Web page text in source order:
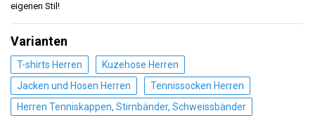
eigenen Stil!
Varianten
T-shirts Herren
Kuzehose Herren
Jacken und Hosen Herren
Tennissocken Herren
Herren Tenniskappen, Stirnbänder, Schweissbänder